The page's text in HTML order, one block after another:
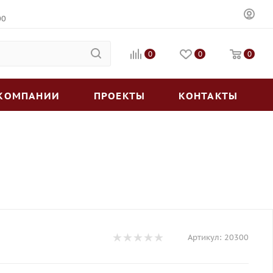
0 0 0
ПРОЕКТЫ КОНТАКТЫ
Артикул: 20300